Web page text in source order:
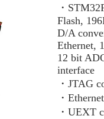
・
Flash,
D/A
Ethernet,
12 bit
interface
・JTAG
・
・UEXT